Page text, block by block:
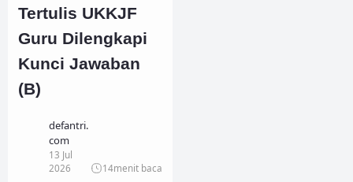
Tertulis UKKJF
Guru Dilengkapi
Kunci Jawaban
(B)
defantri.
com
13 Jul
2026
14menit baca